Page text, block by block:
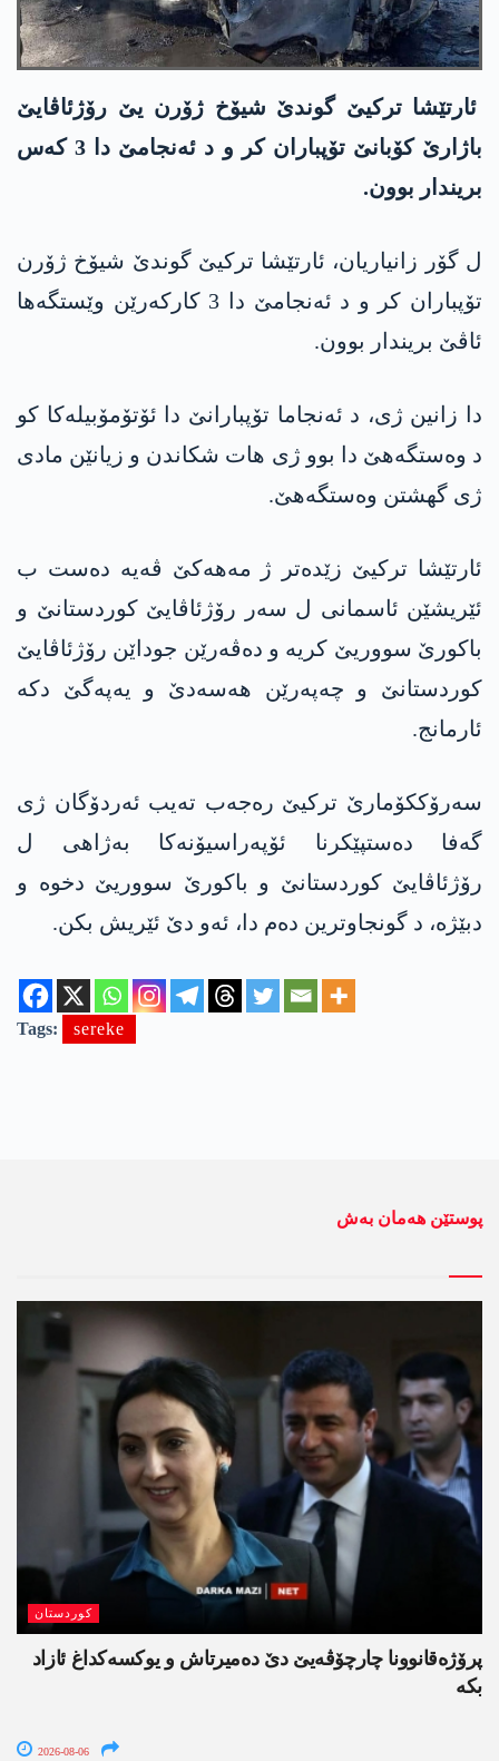
ئارتێشا ترکیێ گوندێ شیۆخ ژۆرن یێ رۆژئاڤایێ
باژارێ کۆبانێ تۆپباران کر و د ئەنجامێ دا 3 کەس
بریندار بوون.
ل گۆر زانیاریان، ئارتێشا ترکیێ گوندێ شیۆخ ژۆرن
تۆپباران کر و د ئەنجامێ دا 3 کارکەرێن وێستگەها
ئاڤێ بریندار بوون.
دا زانین ژی، د ئەنجاما تۆپبارانێ دا ئۆتۆمۆبیلەکا کو
د وەستگەھێ دا بوو ژی ھات شکاندن و زیانێن مادی
ژی گھشتن وەستگەھێ.
ئارتێشا ترکیێ زێدەتر ژ مەھەکێ ڤەیە دەست ب
ئێریشێن ئاسمانی ل سەر رۆژئاڤایێ کوردستانێ و
باکورێ سووریێ کریە و دەڤەرێن جوداێن رۆژئاڤایێ
کوردستانێ و چەپەرێن ھەسەدێ و یەپەگێ دکە
ئارمانج.
سەرۆککۆمارێ ترکیێ رەجەب تەیب ئەردۆگان ژی
گەفا دەستپێکرنا ئۆپەراسیۆنەکا بەژاھی ل
رۆژئاڤایێ کوردستانێ و باکورێ سووریێ دخوە و
دبێژە، د گونجاوترین دەم دا، ئەو دێ ئێریش بکن.
Tags: sereke
پوستێن ھەمان بەش
کوردستان
پرۆژەقانوونا چارچۆڤەیێ دێ دەمیرتاش و یوکسەکداغ ئازاد
بکە
2026-08-06